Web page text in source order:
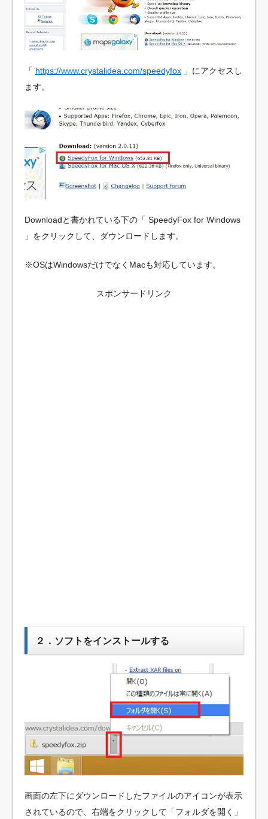
「 https://www.crystalidea.com/speedyfox 」にアクセスし
ます。
Downloadと書かれている下の「 SpeedyFox for Windows
」をクリックして、ダウンロードします。
※OSはWindowsだけでなくMacも対応しています。
スポンサードリンク
２．ソフトをインストールする
画面の左下にダウンロードしたファイルのアイコンが表示
されているので、右端をクリックして「フォルダを開く」